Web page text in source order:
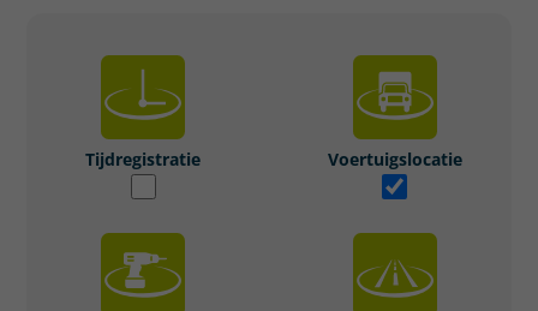
Tijdregistratie Voertuigslocatie